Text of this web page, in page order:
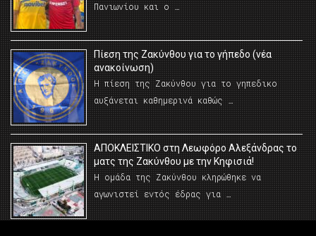
Πανιωνίου και ο …
Πίεση της Ζακύνθου για το γήπεδο (νέα
ανακοίνωση)
Η πίεση της Ζακύνθου για το γηπεδικο
αυξάνεται καθημερινά καθώς …
AΠΟΚΛΕΙΣΤΙΚΟ στη Λεωφόρο Αλεξάνδρας το
ματς της Ζακύνθου με την Κηφισιά!
Η ομάδα της Ζακύνθου κληρώθηκε να
αγωνιστεί εντός έδρας για …